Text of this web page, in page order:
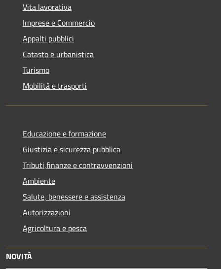
Vita lavorativa
Imprese e Commercio
Appalti pubblici
Catasto e urbanistica
Turismo
Mobilità e trasporti
Educazione e formazione
Giustizia e sicurezza pubblica
Tributi,finanze e contravvenzioni
Ambiente
Salute, benessere e assistenza
Autorizzazioni
Agricoltura e pesca
NOVITÀ